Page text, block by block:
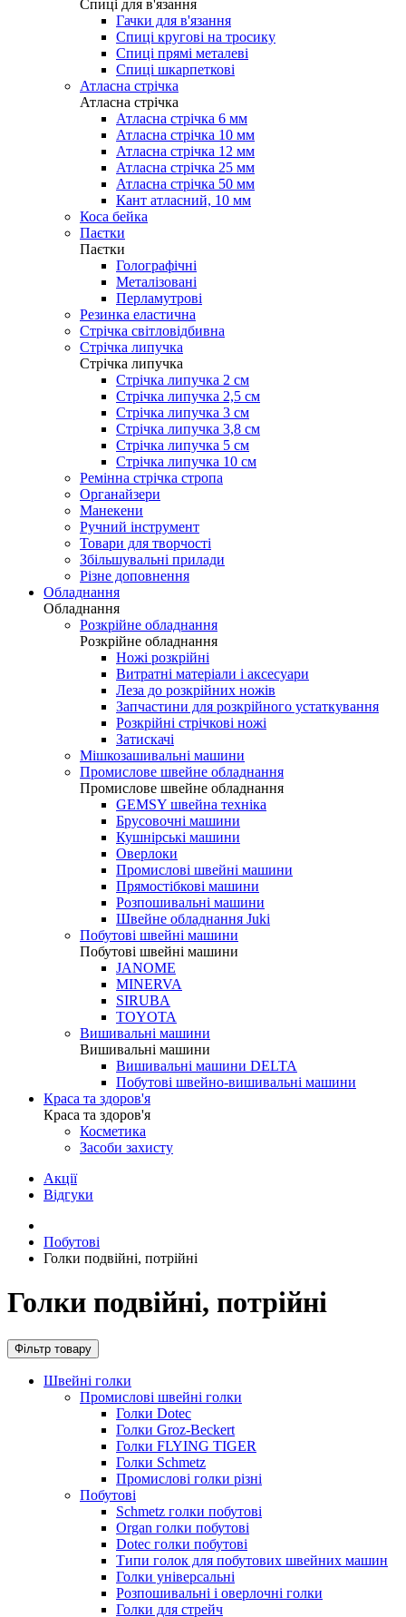
Cпиці для в'язання
Гачки для в'язання
Спиці кругові на тросику
Спиці прямі металеві
Спиці шкарпеткові
Атласна стрічка
Атласна стрічка
Атласна стрічка 6 мм
Атласна стрічка 10 мм
Атласна стрічка 12 мм
Атласна стрічка 25 мм
Атласна стрічка 50 мм
Кант атласний, 10 мм
Коса бейка
Паєтки
Паєтки
Голографічні
Металізовані
Перламутрові
Резинка еластична
Стрічка світловідбивна
Стрічка липучка
Стрічка липучка
Стрічка липучка 2 см
Стрічка липучка 2,5 см
Стрічка липучка 3 см
Стрічка липучка 3,8 см
Стрічка липучка 5 см
Стрічка липучка 10 см
Ремінна стрічка стропа
Органайзери
Манекени
Ручний інструмент
Товари для творчості
Збільшувальні прилади
Різне доповнення
Обладнання
Обладнання
Розкрійне обладнання
Розкрійне обладнання
Ножі розкрійні
Витратні матеріали і аксесуари
Леза до розкрійних ножів
Запчастини для розкрійного устаткування
Розкрійні стрічкові ножі
Затискачі
Мішкозашивальні машини
Промислове швейне обладнання
Промислове швейне обладнання
GEMSY швейна техніка
Брусовочні машини
Кушнірські машини
Оверлоки
Промислові швейні машини
Прямостібкові машини
Розпошивальні машини
Швейне обладнання Juki
Побутові швейні машини
Побутові швейні машини
JANOME
MINERVA
SIRUBA
TOYOTA
Вишивальні машини
Вишивальні машини
Вишивальні машини DELTA
Побутові швейно-вишивальні машини
Краса та здоров'я
Краса та здоров'я
Косметика
Засоби захисту
Акції
Відгуки
Побутові
Голки подвійні, потрійні
Голки подвійні, потрійні
Фільтр товару
Швейні голки
Промислові швейні голки
Голки Dotec
Голки Groz-Beckert
Голки FLYING TIGER
Голки Schmetz
Промислові голки різні
Побутові
Schmetz голки побутові
Organ голки побутові
Dotec голки побутові
Типи голок для побутових швейних машин
Голки універсальні
Розпошивальні і оверлочні голки
Голки для стрейч